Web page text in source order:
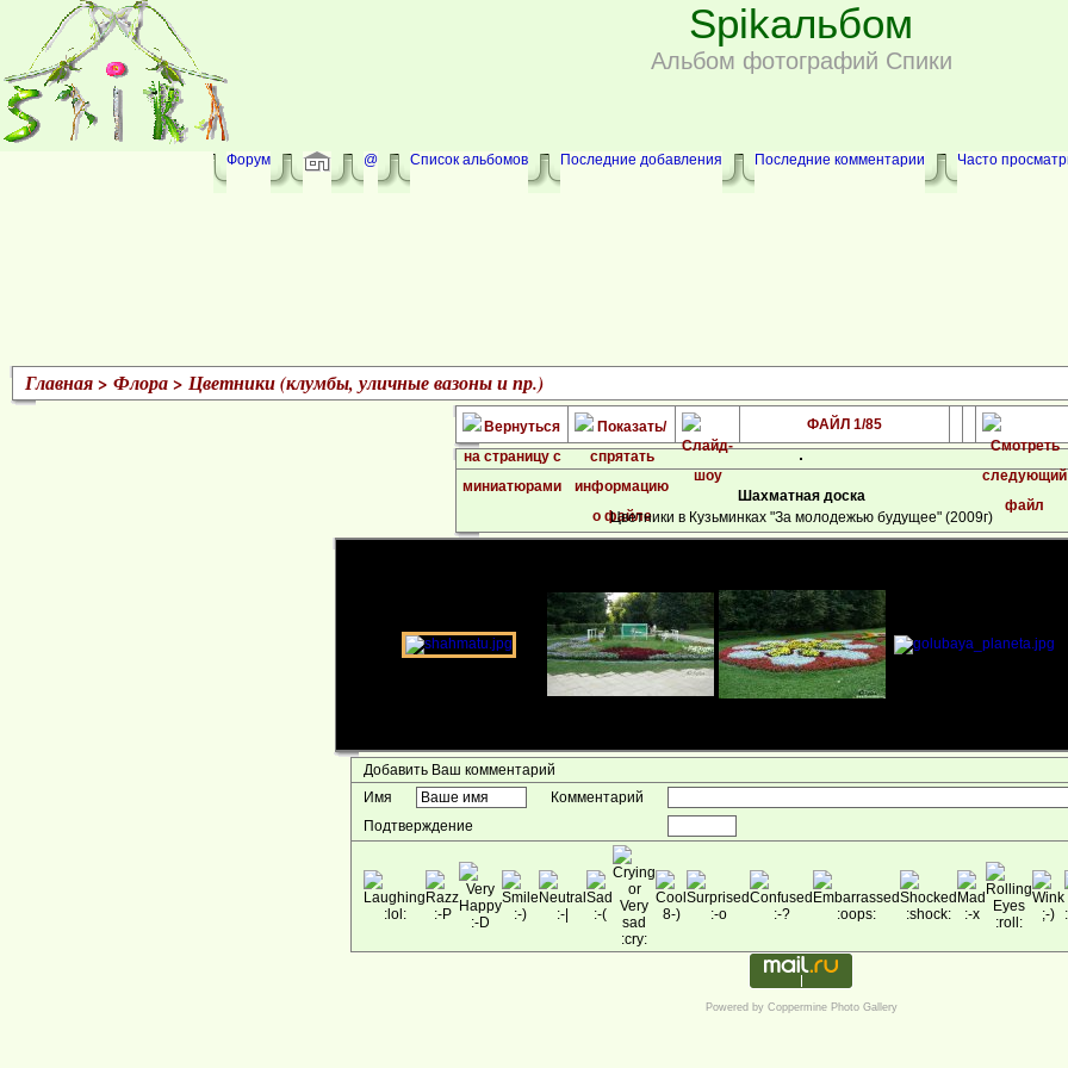
Spikальбом
Альбом фотографий Спики
Форум @ Список альбомов Последние добавления Последние комментарии Часто
Главная> Флора> Цветники (клумбы, уличные вазоны и пр.)
ФАЙЛ 1/85
Шахматная доска
Цветники в Кузьминках "За молодежью будущее" (2009г)
Добавить Ваш комментарий
Имя
Комментарий
Подтверждение
Powered by Coppermine Photo Gallery